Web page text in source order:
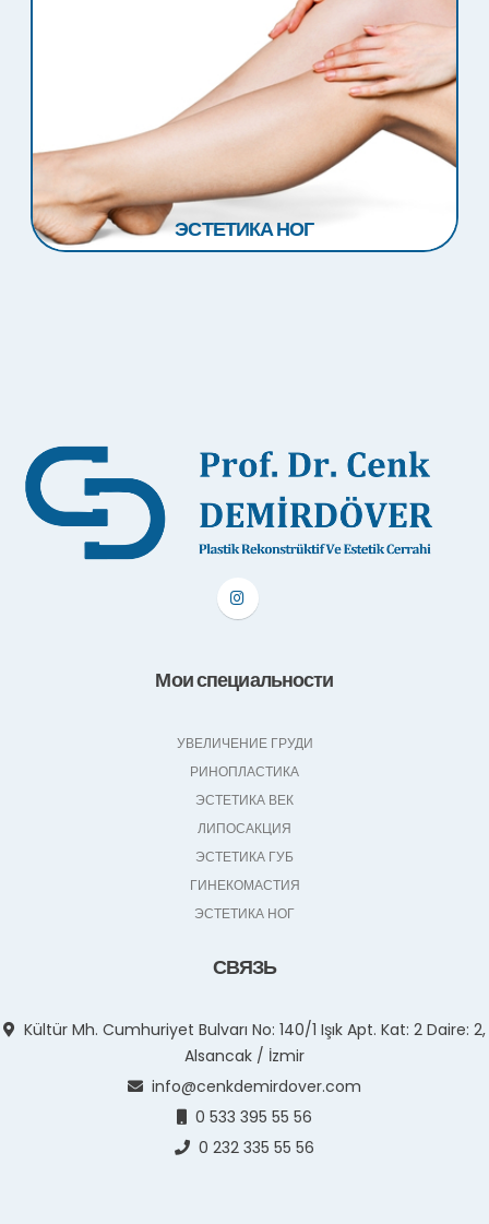
ЭСТЕТИКА НОГ
Мои специальности
УВЕЛИЧЕНИЕ ГРУДИ
РИНОПЛАСТИКА
ЭСТЕТИКА ВЕК
ЛИПОСАКЦИЯ
ЭСТЕТИКА ГУБ
ГИНЕКОМАСТИЯ
ЭСТЕТИКА НОГ
СВЯЗЬ
Kültür Mh. Cumhuriyet Bulvarı No: 140/1 Işık Apt. Kat: 2 Daire: 2,
Alsancak / İzmir
info@cenkdemirdover.com
0 533 395 55 56
0 232 335 55 56